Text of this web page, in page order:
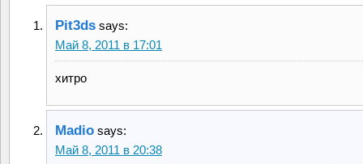
Pit3ds says:
Май 8, 2011 в 17:01
хитро
Madio says:
Май 8, 2011 в 20:38